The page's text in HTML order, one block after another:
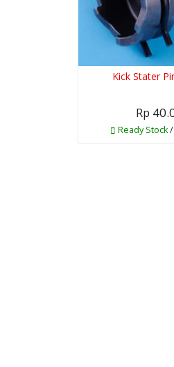
Kick Stater
Rp
Ready Stock/